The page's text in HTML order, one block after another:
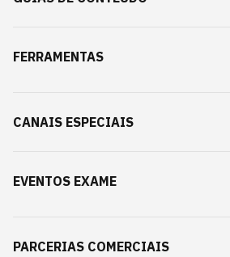
FERRAMENTAS
CANAIS ESPECIAIS
EVENTOS EXAME
PARCERIAS COMERCIAIS